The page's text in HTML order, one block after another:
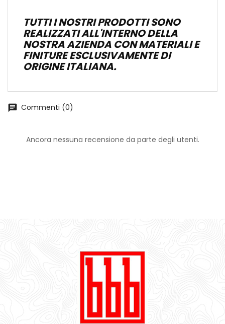
TUTTI I NOSTRI PRODOTTI SONO
REALIZZATI ALL'INTERNO DELLA
NOSTRA AZIENDA CON MATERIALI E
FINITURE ESCLUSIVAMENTE DI
ORIGINE ITALIANA.
chat Commenti (0)
Ancora nessuna recensione da parte degli utenti.